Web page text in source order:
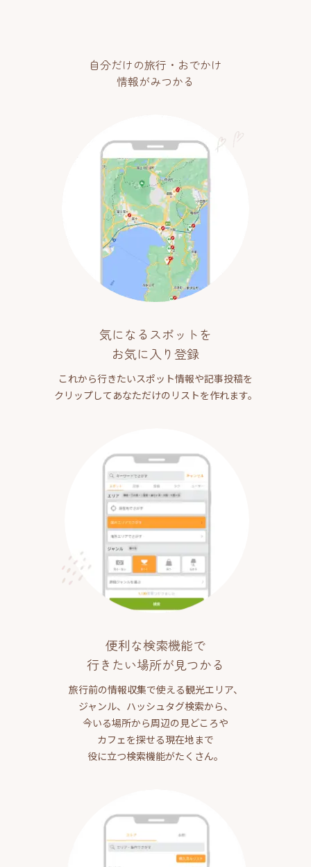
自分だけの旅行・おでかけ
情報がみつかる
気になるスポットを
お気に入り登録
これから行きたいスポット情報や記事投稿を
クリップしてあなただけのリストを作れます。
便利な検索機能で
行きたい場所が見つかる
旅行前の情報収集で使える観光エリア、
ジャンル、ハッシュタグ検索から、
今いる場所から周辺の見どころや
カフェを探せる現在地まで
役に立つ検索機能がたくさん。